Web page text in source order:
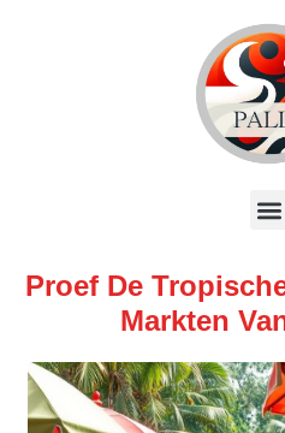
Proef De
Markten